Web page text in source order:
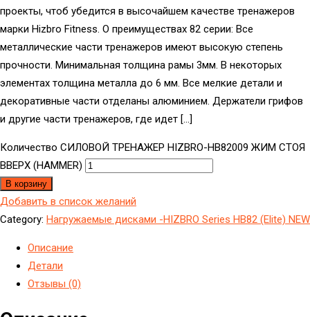
проекты, чтоб убедится в высочайшем качестве тренажеров
марки Hizbro Fitness. О преимуществах 82 серии: Все
металлические части тренажеров имеют высокую степень
прочности. Минимальная толщина рамы 3мм. В некоторых
элементах толщина металла до 6 мм. Все мелкие детали и
декоративные части отделаны алюминием. Держатели грифов
и другие части тренажеров, где идет […]
Количество СИЛОВОЙ ТРЕНАЖЕР HIZBRO-HB82009 ЖИМ СТОЯ
ВВЕРХ (HAMMER)
В корзину
Добавить в список желаний
Category: Hагружаемые дисками -HIZBRO Series HB82 (Elite) NEW
Описание
Детали
Отзывы (0)